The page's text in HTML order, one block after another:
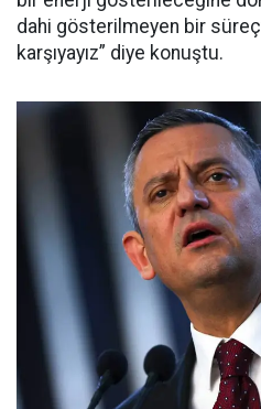
dahi gösterilmeyen bir
karşıyayız” diye konuştu.